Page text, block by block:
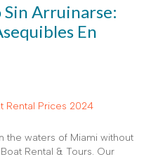
Arruinarse:
En
the waters of Miami without
Rental & Tours. Our